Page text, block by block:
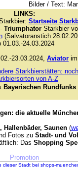
Bilder / Text:
LINKS:
Startseite
TriumphatorStarkbier
(Salvatoranstich
01.03.-24.03.2024
23.03.2024, Aviator
Starkbierstätten:
von A-Z
Bayerischen
die aktuelle
Hallenbäder, Saunen(
Fotos zu Stadt- und
Das Shopping
Promotion